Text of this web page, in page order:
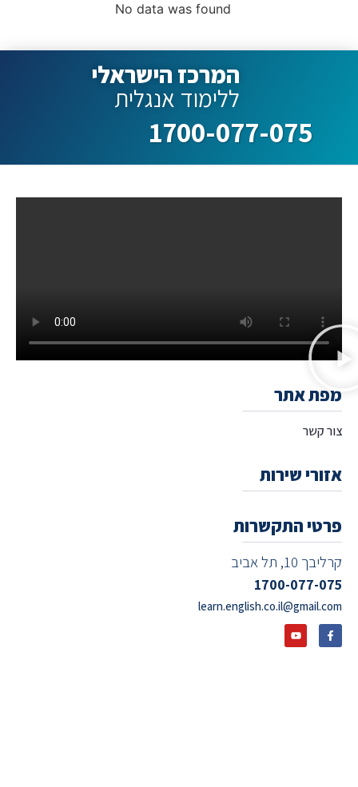
No data was found
המרכז הישראלי
ללימוד אנגלית
1700-077-075
מפת אתר
צור קשר
אזורי שירות
פרטי התקשרות
קרליבך 10, תל אביב
1700-077-075
learn.english.co.il@gmail.com